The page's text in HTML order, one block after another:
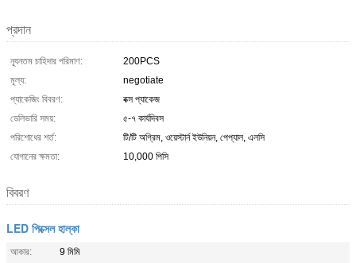
প্রদান
ন্যূনতম চাহিদার পরিমাণ:
200PCS
মূল্য:
negotiate
প্যাকেজিং বিবরণ:
বক্স প্যাকেজ
ডেলিভারি সময়:
৫-৭ কার্যদিবস
পরিশোধের শর্ত:
টি/টি অগ্রিম, ওয়েস্টার্ন ইউনিয়ন, পেপ্যাল, এলসি
যোগানের ক্ষমতা:
10,000 পিসি
বিবরণ
LED পিক্সেল হাল্কা
আকার:
9 মিমি